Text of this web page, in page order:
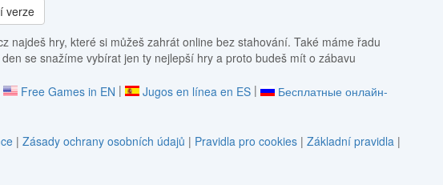
verze
najdeš hry, které si můžeš zahrát online bez stahování. Také máme řadu
se snažíme vybírat jen ty nejlepší hry a proto budeš mít o zábavu
Free Games in EN | Jugos en línea en ES |
Бесплатные онлайн-
| Zásady ochrany osobních údajů | Pravidla pro cookies| Základní pravidla|